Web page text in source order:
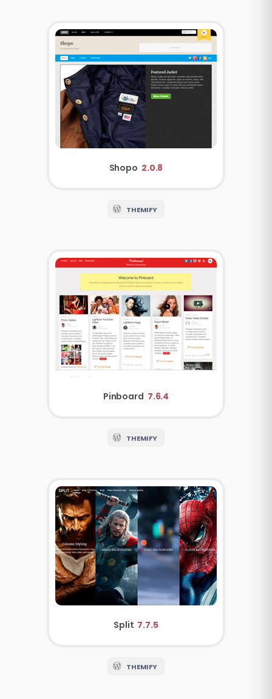
Shopo 2.0.8
THEMIFY
Pinboard 7.6.4
THEMIFY
Split 7.7.5
THEMIFY